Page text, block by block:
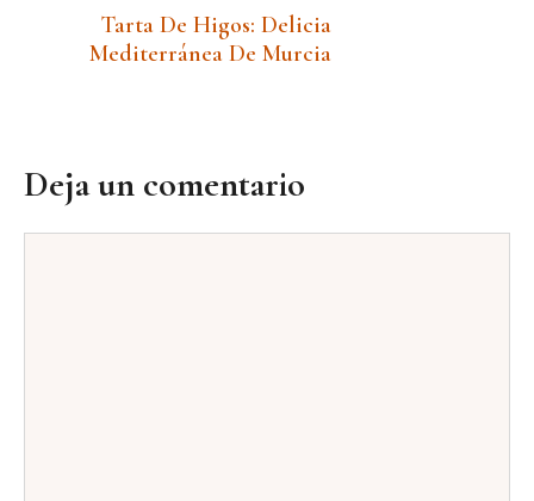
Tarta De Higos: Delicia
Mediterránea De Murcia
Deja un comentario